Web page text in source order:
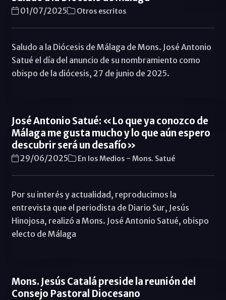
01/07/2025 Otros escritos
Saludo a la Diócesis de Málaga de Mons. José Antonio
Satué el día del anuncio de su nombramiento como
obispo de la diócesis, 27 de junio de 2025.
José Antonio Satué: «Lo que ya conozco de
Málaga me gusta mucho y lo que aún espero
descubrir será un desafío»
29/06/2025 En los Medios - Mons. Satué
Por su interés y actualidad, reproducimos la
entrevista que el periodista de Diario Sur, Jesús
Hinojosa, realizó a Mons. José Antonio Satué, obispo
electo de Málaga
Mons. Jesús Catalá preside la reunión del
Consejo Pastoral Diocesano